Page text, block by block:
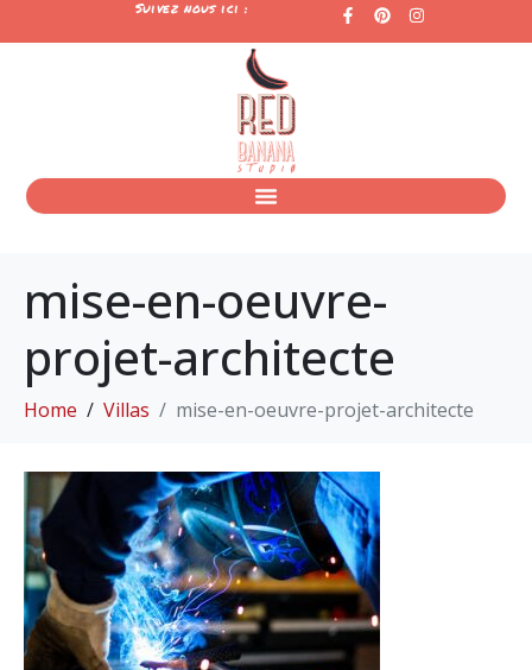
Suivez nous ici :
mise-en-oeuvre-
projet-architecte
Home Villas mise-en-oeuvre-projet-architecte